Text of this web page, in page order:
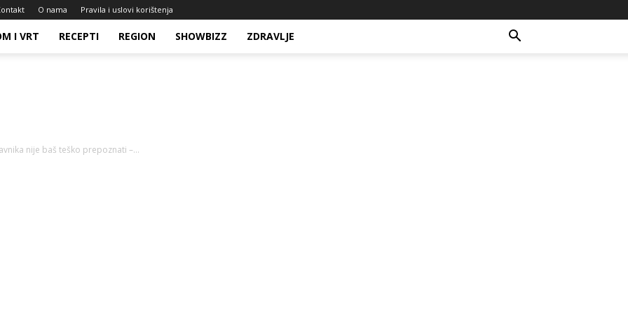
O nama Pravila i uslovi korištenja
I VRT RECEPTI REGION SHOWBIZZ ZDRAVLJE
nije baš teško prepoznati –...